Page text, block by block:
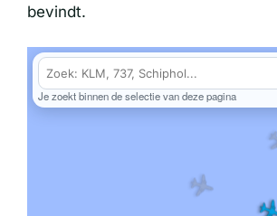
bevindt.
Je zoekt binnen de selectie van deze pagina